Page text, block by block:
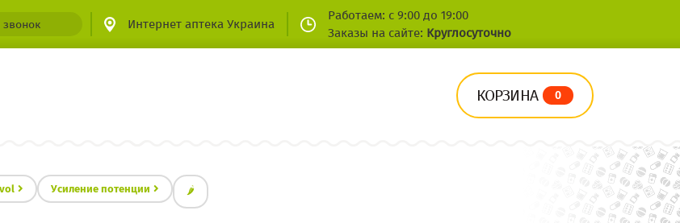
Интернет аптека Украина
Работаем: с 9:00 до 19:00
Заказы на сайте: Круглосуточно
КОРЗИНА 0
Усиление потенции 🌶